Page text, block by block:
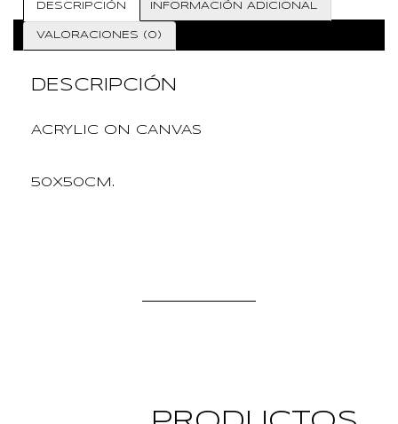
DESCRIPCIÓN INFORMACIÓN ADICIONAL
VALORACIONES (0)
DESCRIPCIÓN
ACRYLIC ON CANVAS
50X50CM.